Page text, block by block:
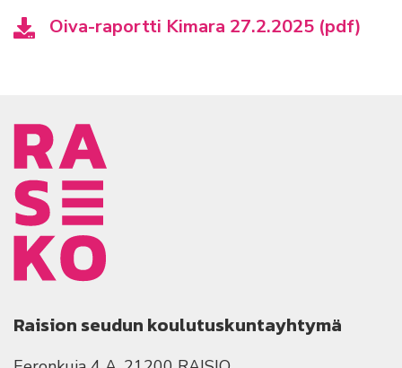
Oiva-raportti Kimara 27.2.2025 (pdf)
Raision seudun koulutuskuntayhtymä